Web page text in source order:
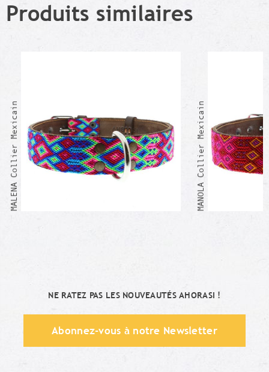
Produits similaires
MALENA Collier Mexicain MANOLA Collier Mexicain
NE RATEZ PAS LES NOUVEAUTÉS AHORASI !
Abonnez-vous à notre Newsletter